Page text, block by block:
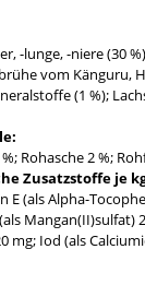
-lunge, -niere (30
vom Känguru,
(1 %);
Rohasche 2 %;
Zusatzstoffe je
E (als Alpha-
Mangan(II)sulfat)
mg; Iod (als